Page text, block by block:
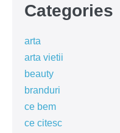
Categories
arta
arta vietii
beauty
branduri
ce bem
ce citesc